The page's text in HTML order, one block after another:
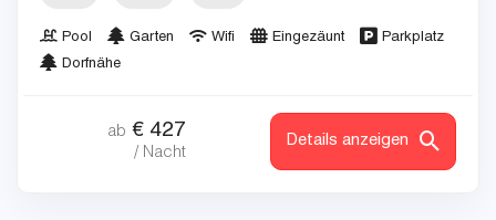
Pool Garten Wifi Eingezäunt
Parkplatz
Dorfnähe
ab € 427
/ Nacht
Details anzeigen